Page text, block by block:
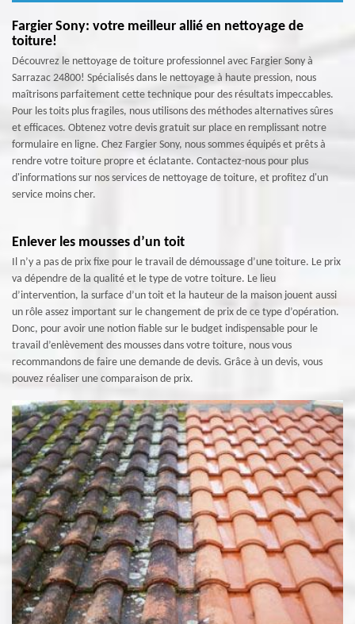
Fargier Sony: votre meilleur allié en nettoyage de
toiture!
Découvrez le nettoyage de toiture professionnel avec Fargier Sony à
Sarrazac 24800! Spécialisés dans le nettoyage à haute pression, nous
maîtrisons parfaitement cette technique pour des résultats impeccables.
Pour les toits plus fragiles, nous utilisons des méthodes alternatives sûres
et efficaces. Obtenez votre devis gratuit sur place en remplissant notre
formulaire en ligne. Chez Fargier Sony, nous sommes équipés et prêts à
rendre votre toiture propre et éclatante. Contactez-nous pour plus
d'informations sur nos services de nettoyage de toiture, et profitez d'un
service moins cher.
Enlever les mousses d’un toit
Il n’y a pas de prix fixe pour le travail de démoussage d’une toiture. Le prix
va dépendre de la qualité et le type de votre toiture. Le lieu
d’intervention, la surface d’un toit et la hauteur de la maison jouent aussi
un rôle assez important sur le changement de prix de ce type d’opération.
Donc, pour avoir une notion fiable sur le budget indispensable pour le
travail d’enlèvement des mousses dans votre toiture, nous vous
recommandons de faire une demande de devis. Grâce à un devis, vous
pouvez réaliser une comparaison de prix.